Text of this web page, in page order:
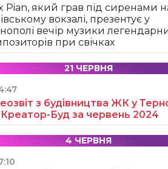
Pian, який грав під сиренами
вокзалі, презентує у
вечір музики
при свічках
21 ЧЕРВНЯ
з будівництва ЖК у
Креатор-Буд за червень 2024
4 ЧЕРВНЯ